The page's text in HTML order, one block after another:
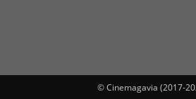
© Cinemagavia (2017-